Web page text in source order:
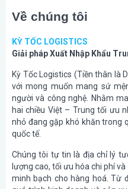
Về chúng tôi
KỲ TỐC LOGISTICS
Giải pháp Xuất Nhập Khẩu
Kỳ Tốc Logistics (Tiền thân là
với mong muốn mang sứ
người và công nghệ. Nhằm
hai chiều Việt – Trung tối ưu
nhỏ đang gặp khó khăn trong
quốc tế.
Chúng tôi tự tin là địa chỉ lý
lượng cao, tối ưu hóa chi phí
minh bạch cho hàng hoá. Từ